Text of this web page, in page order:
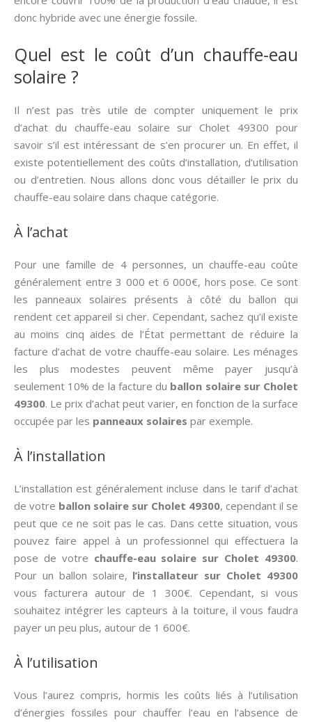
donc hybride avec une énergie fossile.
Quel est le coût d’un chauffe-eau
solaire ?
Il n’est pas très utile de compter uniquement le prix
d’achat du chauffe-eau solaire sur Cholet 49300 pour
savoir s’il est intéressant de s’en procurer un. En effet, il
existe potentiellement des coûts d’installation, d’utilisation
ou d’entretien. Nous allons donc vous détailler le prix du
chauffe-eau solaire dans chaque catégorie.
À l’achat
Pour une famille de 4 personnes, un chauffe-eau coûte
généralement entre 3 000 et 6 000€, hors pose. Ce sont
les panneaux solaires présents à côté du ballon qui
rendent cet appareil si cher. Cependant, sachez qu’il existe
au moins cinq aides de l’État permettant de réduire la
facture d’achat de votre chauffe-eau solaire. Les ménages
les plus modestes peuvent même payer jusqu’à
seulement 10% de la facture du ballon solaire sur Cholet
49300. Le prix d’achat peut varier, en fonction de la surface
occupée par les panneaux solaires par exemple.
À l’installation
L’installation est généralement incluse dans le tarif d’achat
de votre ballon solaire sur Cholet 49300, cependant il se
peut que ce ne soit pas le cas. Dans cette situation, vous
pouvez faire appel à un professionnel qui effectuera la
pose de votre chauffe-eau solaire sur Cholet 49300.
Pour un ballon solaire, l’installateur sur Cholet 49300
vous facturera autour de 1 300€. Cependant, si vous
souhaitez intégrer les capteurs à la toiture, il vous faudra
payer un peu plus, autour de 1 600€.
À l’utilisation
Vous l’aurez compris, hormis les coûts liés à l’utilisation
d’énergies fossiles pour chauffer l’eau en l’absence de